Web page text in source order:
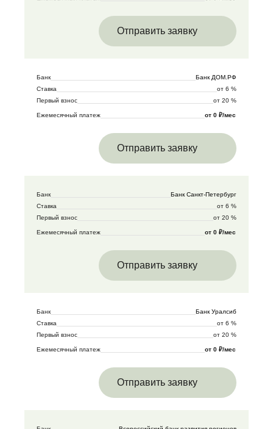
Отправить заявку
Банк
Банк ДОМ.РФ
Ставка
от 6 %
Первый взнос
от 20 %
Ежемесячный платеж от 0 ₽/мес
Отправить заявку
Банк
Банк Санкт-Петербург
Ставка
от 6 %
Первый взнос
от 20 %
Ежемесячный платеж от 0 ₽/мес
Отправить заявку
Банк
Банк Уралсиб
Ставка
от 6 %
Первый взнос
от 20 %
Ежемесячный платеж от 0 ₽/мес
Отправить заявку